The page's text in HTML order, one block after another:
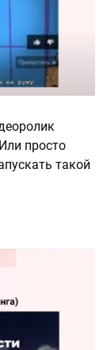
просто
такой